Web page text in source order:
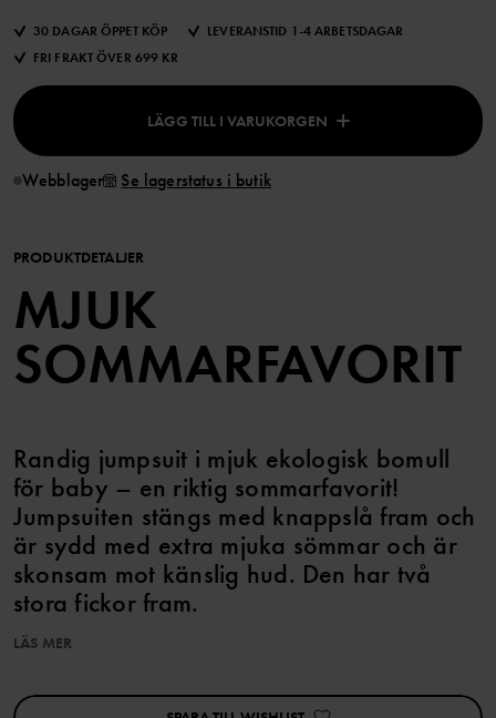
30 DAGAR ÖPPET KÖP
LEVERANSTID 1-4 ARBETSDAGAR
FRI FRAKT ÖVER 699 KR
LÄGG TILL I VARUKORGEN
Webblager Se lagerstatus i butik
PRODUKTDETALJER
MJUK
SOMMARFAVORIT
Randig jumpsuit i mjuk ekologisk bomull
för baby – en riktig sommarfavorit!
Jumpsuiten stängs med knappslå fram och
är sydd med extra mjuka sömmar och är
skonsam mot känslig hud. Den har två
stora fickor fram.
Egenskaper:
LÄS MER